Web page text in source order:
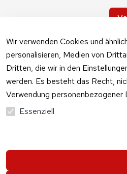
Wir verwenden Cookies und
personalisieren, Medien von
Dritten, die wir in den
werden. Es besteht das Recht,
Verwendung personenbezogener
Essenziell